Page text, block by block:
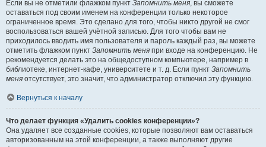
Если вы не отметили флажком пункт Запомнить меня, вы сможете
оставаться под своим именем на конференции только некоторое
ограниченное время. Это сделано для того, чтобы никто другой не смог
воспользоваться вашей учётной записью. Для того чтобы вам не
приходилось вводить имя пользователя и пароль каждый раз, вы можете
отметить флажком пункт Запомнить меня при входе на конференцию. Не
рекомендуется делать это на общедоступном компьютере, например в
библиотеке, интернет-кафе, университете и т. д. Если пункт Запомнить
меня отсутствует, это значит, что администратор отключил эту функцию.
Вернуться к началу
Что делает функция «Удалить cookies конференции»?
Она удаляет все созданные cookies, которые позволяют вам оставаться
авторизованным на этой конференции, а также выполняют другие